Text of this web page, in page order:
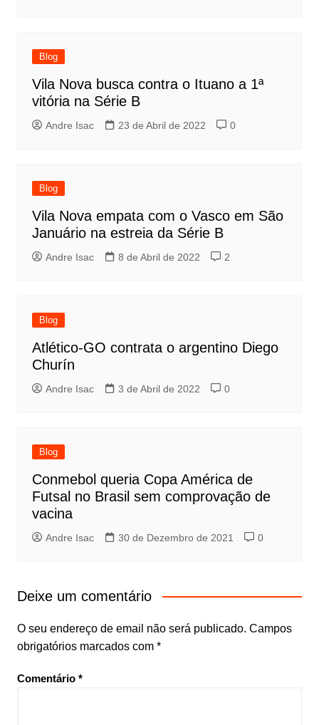
Blog
Vila Nova busca contra o Ituano a 1ª
vitória na Série B
Andre Isac 23 de Abril de 2022 0
Blog
Vila Nova empata com o Vasco em São
Januário na estreia da Série B
Andre Isac 8 de Abril de 2022 2
Blog
Atlético-GO contrata o argentino Diego
Churín
Andre Isac 3 de Abril de 2022 0
Blog
Conmebol queria Copa América de
Futsal no Brasil sem comprovação de
vacina
Andre Isac 30 de Dezembro de 2021 0
Deixe um comentário
O seu endereço de email não será publicado. Campos
obrigatórios marcados com *
Comentário *